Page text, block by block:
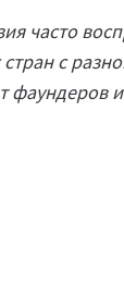
часто
с
фаундеров